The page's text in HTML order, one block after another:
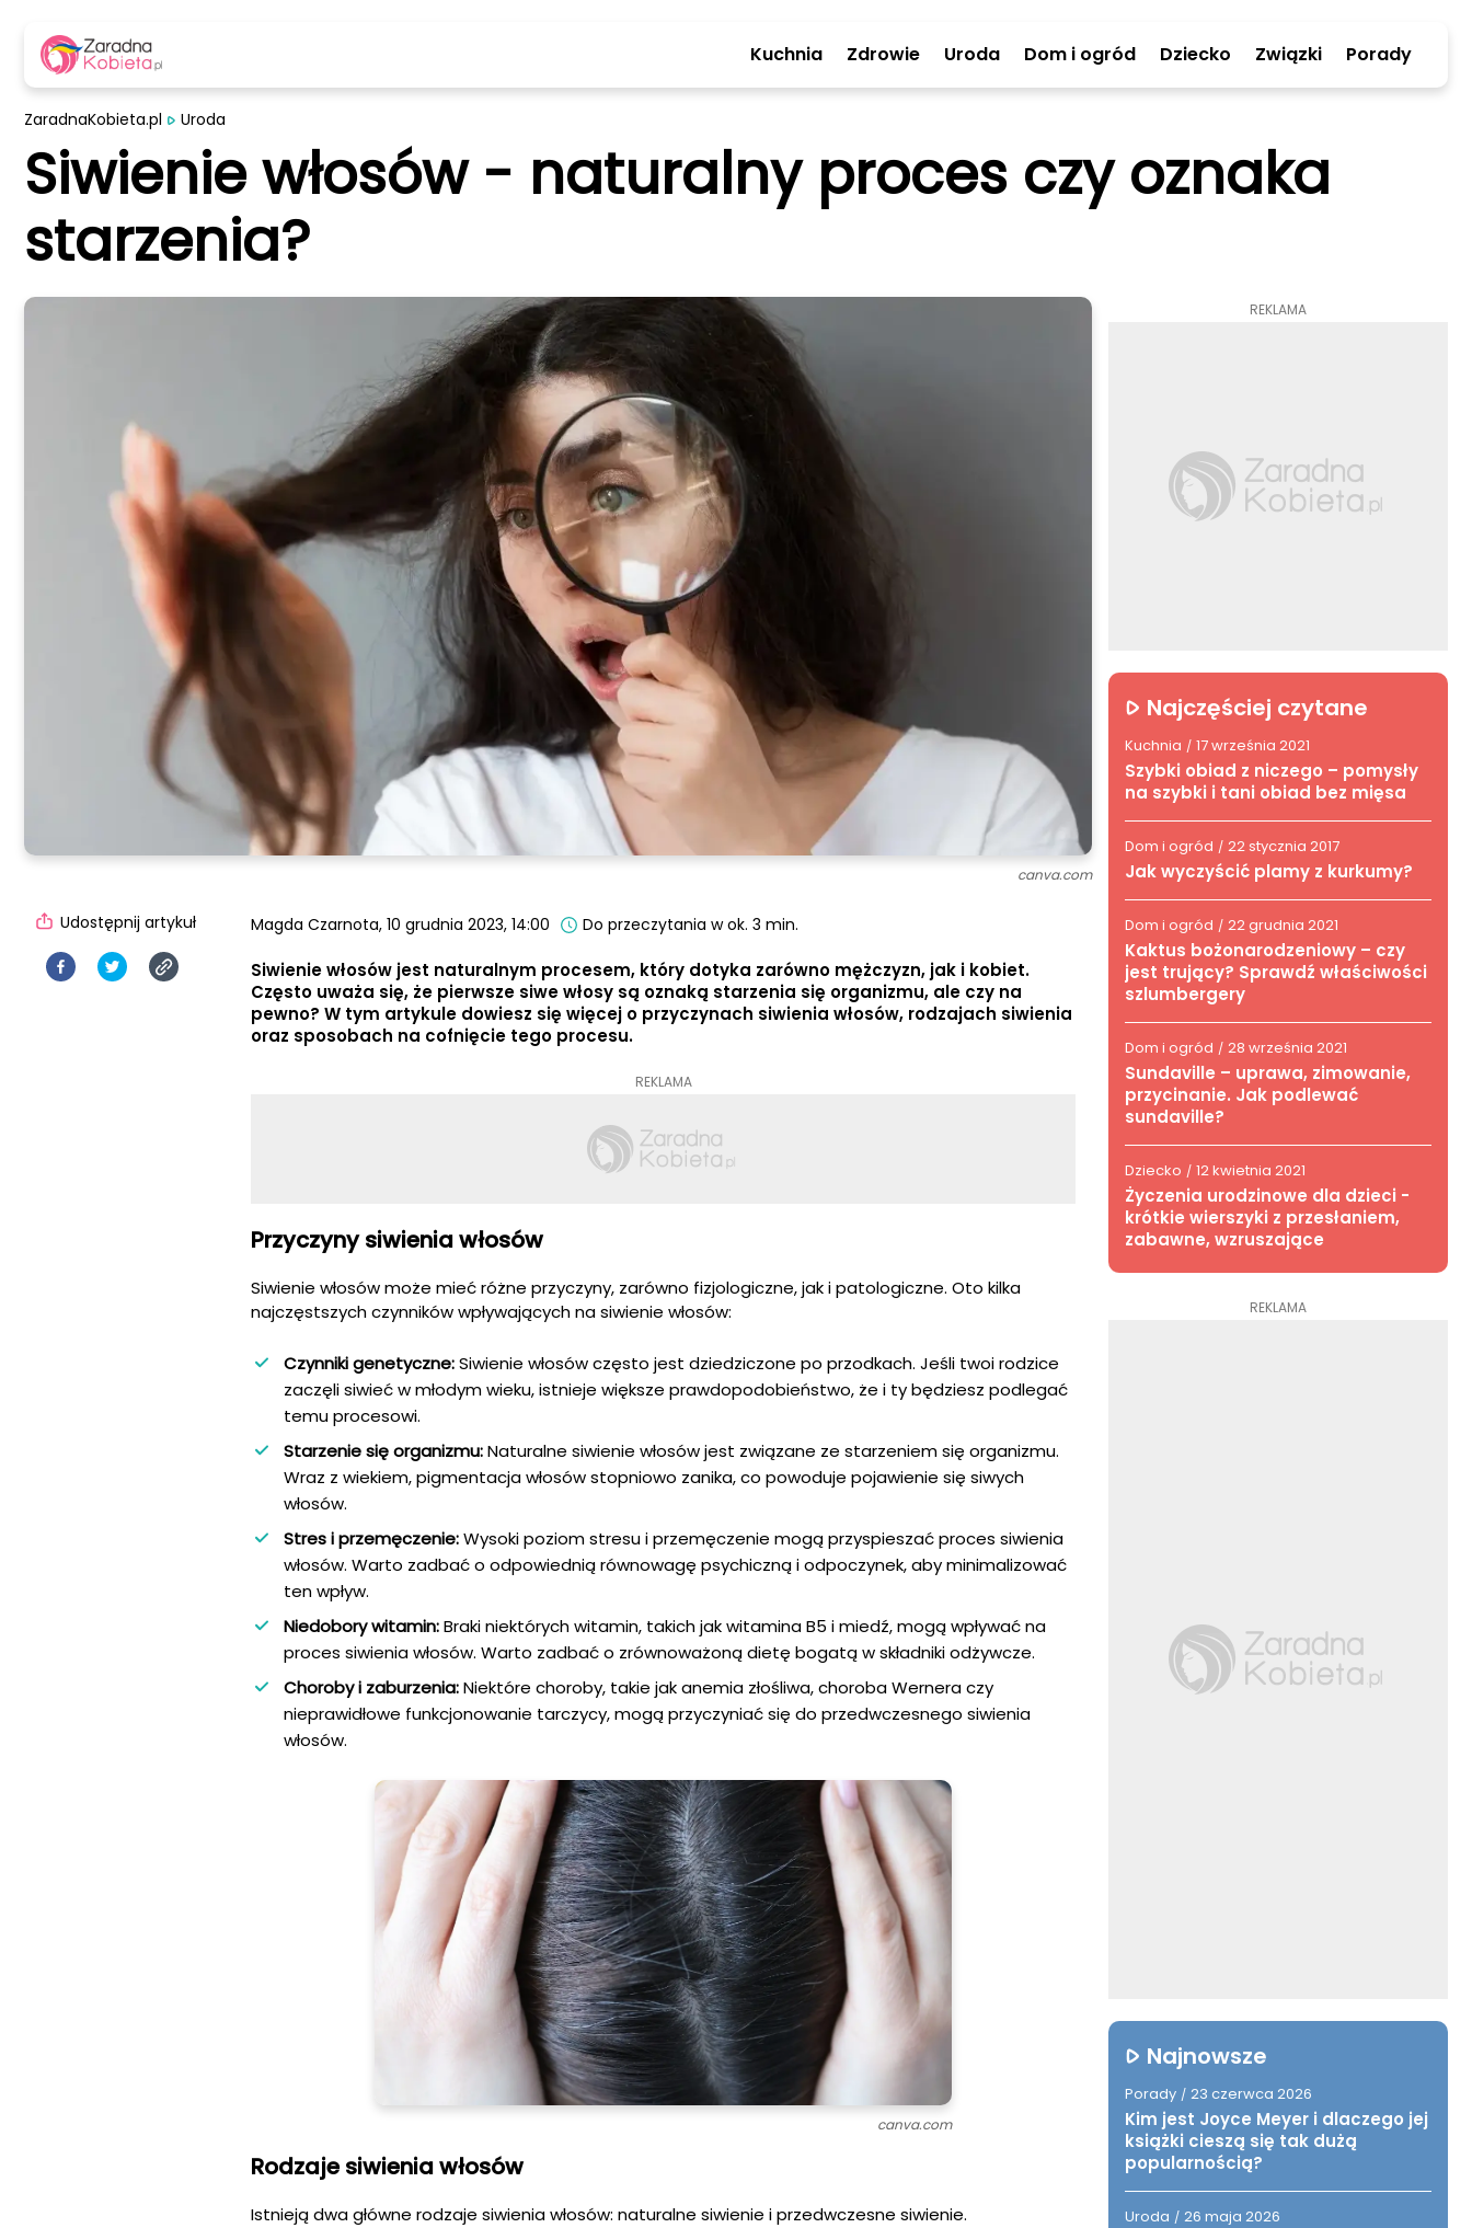
Kuchnia Zdrowie Uroda Dom i ogród Dziecko Związki Porady
canva.com
ZaradnaKobieta.pl Uroda
Siwienie włosów - naturalny proces czy oznaka
starzenia?
Magda Czarnota, 10 grudnia 2023, 14:00 Do przeczytania w ok. 3 min.
Siwienie włosów jest naturalnym procesem, który dotyka zarówno mężczyzn, jak i kobiet.
Często uważa się, że pierwsze siwe włosy są oznaką starzenia się organizmu, ale czy na
pewno? W tym artykule dowiesz się więcej o przyczynach siwienia włosów, rodzajach siwienia
oraz sposobach na cofnięcie tego procesu.
REKLAMA
Przyczyny siwienia włosów
Siwienie włosów może mieć różne przyczyny, zarówno fizjologiczne, jak i patologiczne. Oto kilka
najczęstszych czynników wpływających na siwienie włosów:
Czynniki genetyczne:Siwienie włosów często jest dziedziczone po przodkach. Jeśli twoi rodzice
zaczęli siwieć w młodym wieku, istnieje większe prawdopodobieństwo, że i ty będziesz podlegać
temu procesowi.
Starzenie się organizmu:Naturalne siwienie włosów jest związane ze starzeniem się organizmu.
Wraz z wiekiem, pigmentacja włosów stopniowo zanika, co powoduje pojawienie się siwych
włosów.
Stres i przemęczenie:Wysoki poziom stresu i przemęczenie mogą przyspieszać proces siwienia
włosów. Warto zadbać o odpowiednią równowagę psychiczną i odpoczynek, aby minimalizować
ten wpływ.
Niedobory witamin:Braki niektórych witamin, takich jak witamina B5 i miedź, mogą wpływać na
proces siwienia włosów. Warto zadbać o zrównoważoną dietę bogatą w składniki odżywcze.
Choroby i zaburzenia:Niektóre choroby, takie jak anemia złośliwa, choroba Wernera czy
nieprawidłowe funkcjonowanie tarczycy, mogą przyczyniać się do przedwczesnego siwienia
włosów.
canva.com
Rodzaje siwienia włosów
Istnieją dwa główne rodzaje siwienia włosów: naturalne siwienie i przedwczesne siwienie.
Udostępnij artykuł
REKLAMA
Najczęściej czytane
Kuchnia / 17 września 2021
Szybki obiad z niczego – pomysły
na szybki i tani obiad bez mięsa
Dom i ogród / 22 stycznia 2017
Jak wyczyścić plamy z kurkumy?
Dom i ogród / 22 grudnia 2021
Kaktus bożonarodzeniowy – czy
jest trujący? Sprawdź właściwości
szlumbergery
Dom i ogród / 28 września 2021
Sundaville – uprawa, zimowanie,
przycinanie. Jak podlewać
sundaville?
Dziecko / 12 kwietnia 2021
Życzenia urodzinowe dla dzieci -
krótkie wierszyki z przesłaniem,
zabawne, wzruszające
REKLAMA
Najnowsze
Porady / 23 czerwca 2026
Kim jest Joyce Meyer i dlaczego jej
książki cieszą się tak dużą
popularnością?
Uroda / 26 maja 2026